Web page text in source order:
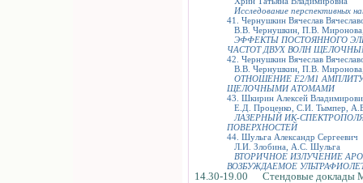
Исследование перспективных
41. Чернушкин Вячеслав
В.В. Чернушкин, П.В.
ЭФФЕКТЫ ПОСТОЯННОГО
ЧАСТОТ ДВУХ ВОЛН
42. Чернушкин Вячеслав
В.В. Чернушкин, П.В.
ОТНОШЕНИЕ E2/M1
ЩЕЛОЧНЫМИ АТОМАМИ
43. Шкирин Алексей
Е.Д. Проценко, С.И. Тымпер,
ЛАЗЕРНЫЙ ИК-
ПОВЕРХНОСТЕЙ
44. Шульга Александр Сергеевич
Л.И. Злобина, А.С. Шульга
ВТОРИЧНОЕ ИЗЛУЧЕНИЕ
ВОЗБУЖДАЕМОЕ
14.30-19.00 Стендовые доклады